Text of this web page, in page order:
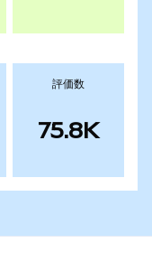
評価数
75.8K